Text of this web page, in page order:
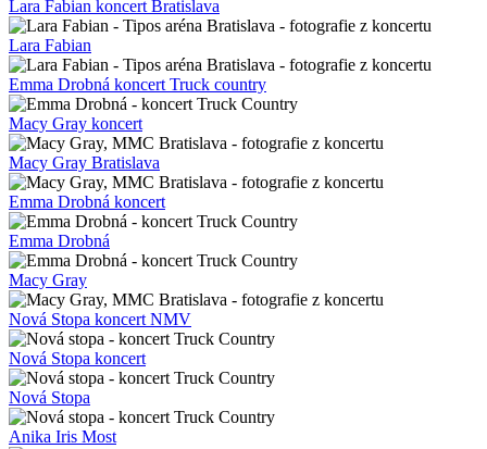
Lara Fabian koncert Bratislava
Lara Fabian
Emma Drobná koncert Truck country
Macy Gray koncert
Macy Gray Bratislava
Emma Drobná koncert
Emma Drobná
Macy Gray
Nová Stopa koncert NMV
Nová Stopa koncert
Nová Stopa
Anika Iris Most